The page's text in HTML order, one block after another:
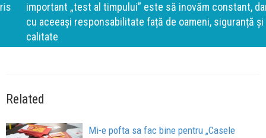
important „test al timpului” este să inovăm constant, dar
cu aceeași responsabilitate față de oameni, siguranță și
calitate
Related
Mi-e pofta sa fac bine pentru „Casele